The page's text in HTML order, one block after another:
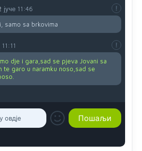
јуче 11:46
samo sa brkovima
11:11
dje i gara,sad se pjeva Jovani sa
te garo u naramku noso,sad se